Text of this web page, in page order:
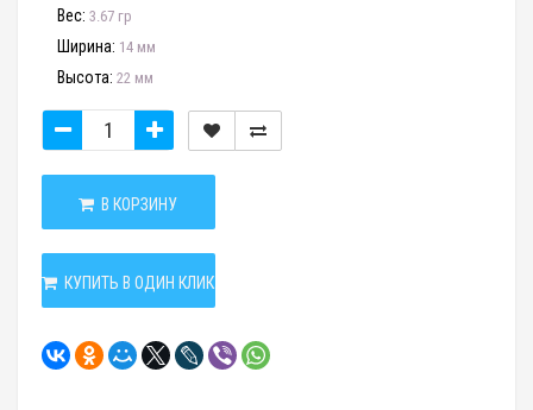
Вес: 3.67 гр
Ширина: 14 мм
Высота: 22 мм
В КОРЗИНУ
КУПИТЬ В ОДИН КЛИК